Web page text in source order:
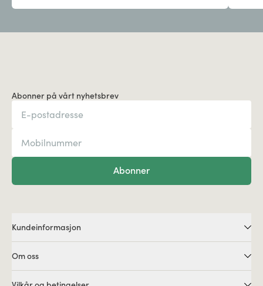
Abonner på vårt nyhetsbrev
Abonner
Kundeinformasjon
Om oss